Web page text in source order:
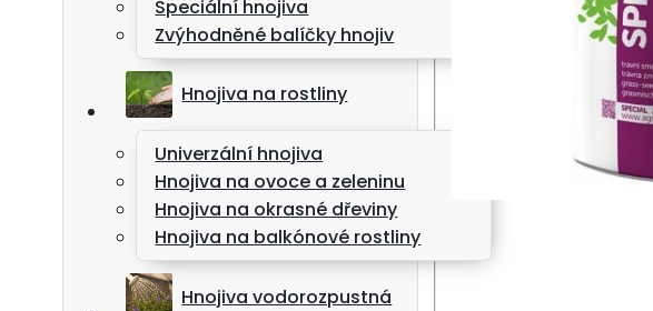
Speciální hnojiva
Zvýhodněné balíčky hnojiv
Hnojiva na rostliny
Univerzální hnojiva
Hnojiva na ovoce a zeleninu
Hnojiva na okrasné dřeviny
Hnojiva na balkónové rostliny
Hnojiva vodorozpustná